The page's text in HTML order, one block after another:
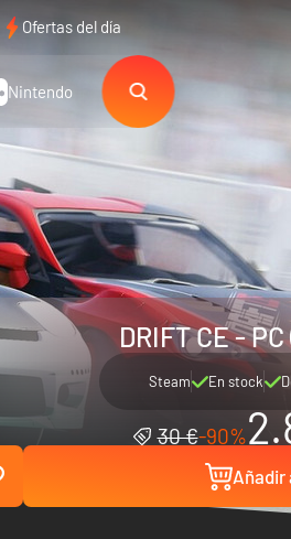
Ofertas del día
Nintendo
DRIFT CE -
Steam En stock
30 €-90%
Añadir